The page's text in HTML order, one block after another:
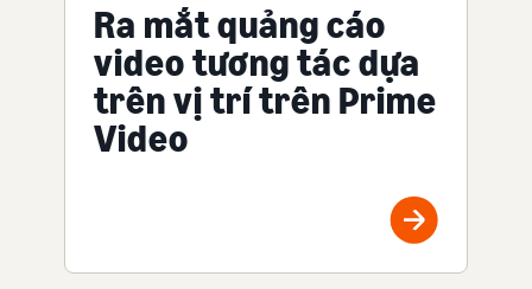
Ra mắt quảng cáo
video tương tác dựa
trên vị trí trên Prime
Video